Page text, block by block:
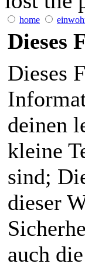
home
Dieses
Dieses
deinen
kleine
sind;
dieser
auch